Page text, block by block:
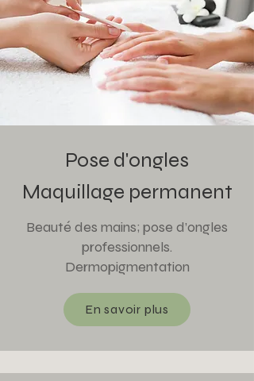
Pose d'ongles
Maquillage permanent
Beauté des mains; pose d’ongles
professionnels.
Dermopigmentation
En savoir plus